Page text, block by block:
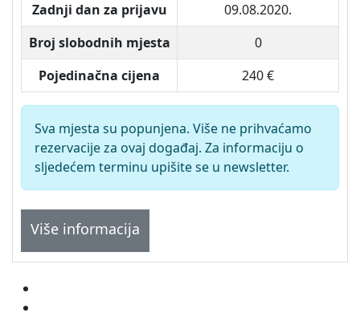
Zadnji dan za prijavu
09.08.2020.
Broj slobodnih mjesta
0
Pojedinačna cijena
240 €
Sva mjesta su popunjena. Više ne prihvaćamo
rezervacije za ovaj događaj. Za informaciju o
sljedećem terminu upišite se u newsletter.
Više informacija